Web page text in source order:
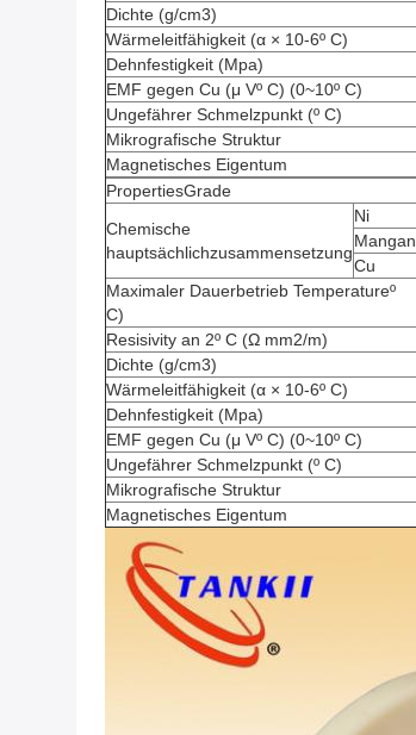
Dichte (g/cm3)
Wärmeleitfähigkeit (α × 10-6º C)
Dehnfestigkeit (Mpa)
EMF gegen Cu (μ Vº C) (0~10º C)
Ungefährer Schmelzpunkt (º C)
Mikrografische Struktur
Magnetisches Eigentum
PropertiesGrade
Chemische
hauptsächlichzusammensetzung
Ni
Mangan
Cu
Maximaler Dauerbetrieb Temperatureº
C)
Resisivity an 2º C (Ω mm2/m)
Dichte (g/cm3)
Wärmeleitfähigkeit (α × 10-6º C)
Dehnfestigkeit (Mpa)
EMF gegen Cu (μ Vº C) (0~10º C)
Ungefährer Schmelzpunkt (º C)
Mikrografische Struktur
Magnetisches Eigentum